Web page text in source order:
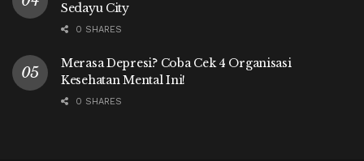
Sedayu City
0 SHARES
Merasa Depresi? Coba Cek 4 Organisasi
Kesehatan Mental Ini!
0 SHARES